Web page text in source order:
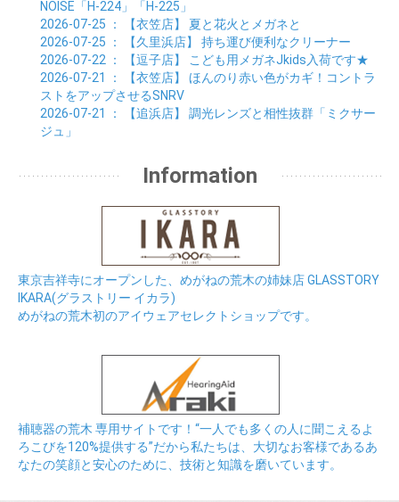
NOISE「H-224」「H-225」
2026-07-25 ： 【衣笠店】 夏と花火とメガネと
2026-07-25 ： 【久里浜店】 持ち運び便利なクリーナー
2026-07-22 ： 【逗子店】
こども用メガネJkids入荷です★
2026-07-21
： 【衣笠店】 ほんのり赤い色がカギ！コントラ
ストをアップさせるSNRV
2026-07-21
： 【追浜店】 調光レンズと相性抜群「ミクサー
ジュ」
Information
東京吉祥寺にオープンした、めがねの荒木の姉妹店 GLASSTORY
IKARA(グラストリー イカラ)
めがねの荒木初のアイウェアセレクトショップです。
補聴器の荒木 専用サイトです！“一人でも多くの人に聞こえるよ
ろこびを120%提供する”だから私たちは、大切なお客様であるあ
なたの笑顔と安心のために、技術と知識を磨いています。